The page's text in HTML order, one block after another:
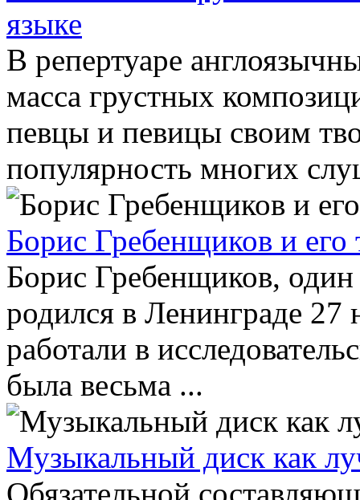
языке
В репертуаре
масса грустных
певцы и певицы своим
популярность многих
Борис Гребенщиков и его
Борис Гребенщиков, один
родился в Ленинграде 27
работали в
была весьма ...
Музыкальный диск как
Обязательной